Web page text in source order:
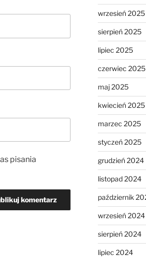
pisania
wrzesień 2025
sierpień 2025
lipiec 2025
czerwiec 2025
maj 2025
kwiecień 2025
marzec 2025
styczeń 2025
grudzień 2024
listopad 2024
październik
wrzesień 2024
sierpień 2024
lipiec 2024